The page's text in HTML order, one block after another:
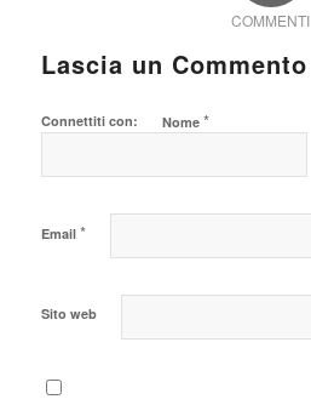
COMMENTI
Lascia un Commento
Connettiti con: Nome *
Email *
Sito web